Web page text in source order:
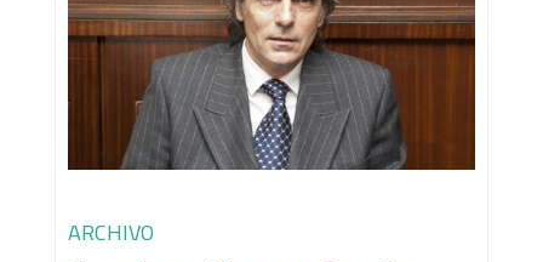
ARCHIVO